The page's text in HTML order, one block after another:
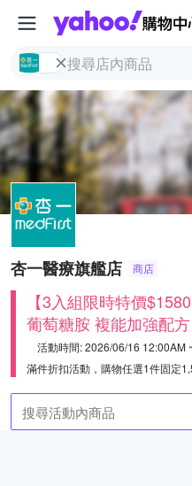
杏一醫療旗艦店 商店
【3入組限時特價
葡萄糖胺 複能加強配方
活動時間: 2026/06/16 12:00AM